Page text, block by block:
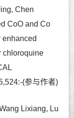
Chen
CoO and Co
enhanced
chloroquine
(参与作者)
Lixiang, Lu